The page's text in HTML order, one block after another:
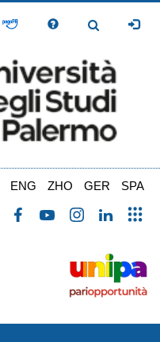
Toggle
ENG ZHO GER SPA